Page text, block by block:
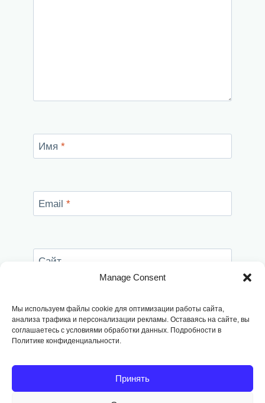
Manage Consent
Мы используем файлы cookie для оптимизации работы сайта,
анализа трафика и персонализации рекламы. Оставаясь на сайте, вы
соглашаетесь с условиями обработки данных. Подробности в
Политике конфиденциальности.
Принять
Имя *
Email *
Сайт
этом браузере для последующих моих
комментариев.